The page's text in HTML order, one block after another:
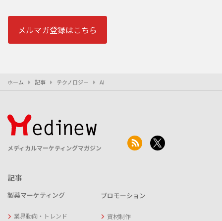
メルマガ登録はこちら
ホーム 記事 テクノロジー AI
メディカルマーケティングマガジン
記事
製薬マーケティング
業界動向・トレンド
プロモーション
資材制作